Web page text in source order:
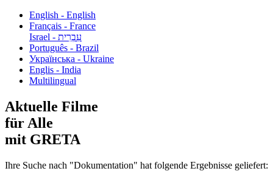
English - English
Français - France
עִבְרִית - Israel
Português - Brazil
Українська - Ukraine
Englis - India
Multilingual
Aktuelle Filme
für Alle
mit GRETA
Ihre Suche nach "Dokumentation" hat folgende Ergebnisse geliefert: